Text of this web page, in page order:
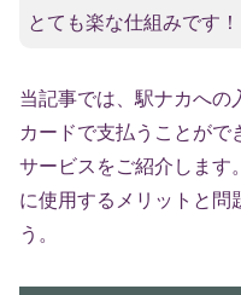
とても楽な仕組みです！
当記事では、駅ナカへの
カードで支払うことがで
サービスをご紹介します
に使用するメリットと問
う。